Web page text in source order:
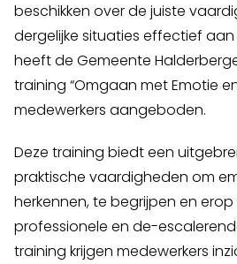
beschikken over de juiste
dergelijke situaties effectief
heeft de Gemeente
training “Omgaan met Emotie
medewerkers aangeboden.
Deze training biedt een
praktische vaardigheden om
herkennen, te begrijpen en
professionele en de-
training krijgen medewerkers